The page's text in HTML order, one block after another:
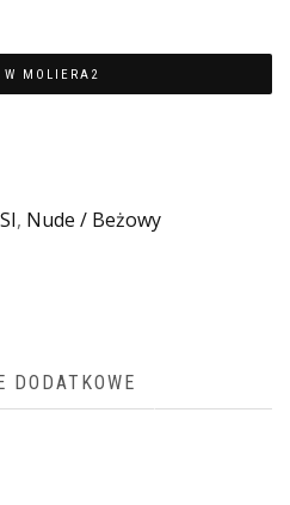
W MOLIERA2
, Nude / Beżowy
DODATKOWE